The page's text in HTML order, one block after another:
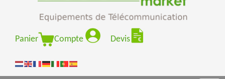
Panier Compte Devis